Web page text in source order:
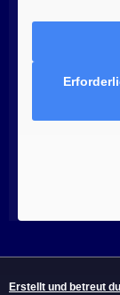
Erstellt und betreut